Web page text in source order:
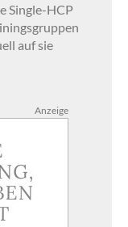
Single-HCP
auf sie
Anzeige